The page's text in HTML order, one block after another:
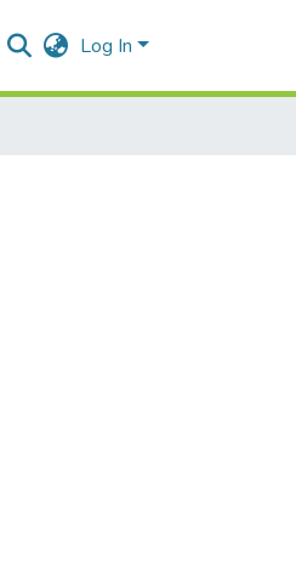
Log In